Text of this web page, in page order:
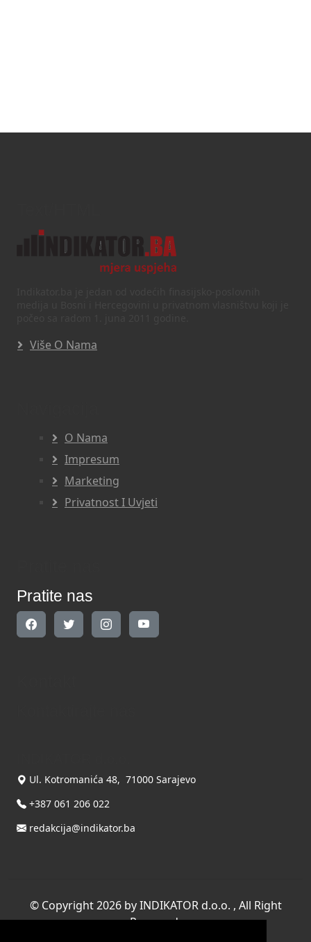
Više O Nama
O Nama
Impresum
Marketing
Privatnost I Uvjeti
Pratite nas
Ul. Kotromanića 48, 71000 Sarajevo
+387 061 206 022
redakcija@indikator.ba
© Copyright 2026 by INDIKATOR d.o.o. , All Right
Reserved.